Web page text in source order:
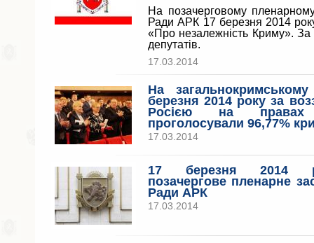
На позачерговому
Ради АРК 17 березня 2014
«Про незалежність Криму». За
депутатів.
17.03.2014
На
березня 2014 року за
Росією на
проголосували 96,77%
17.03.2014
17 березня 2014
позачергове пленарне
Ради АРК
17.03.2014